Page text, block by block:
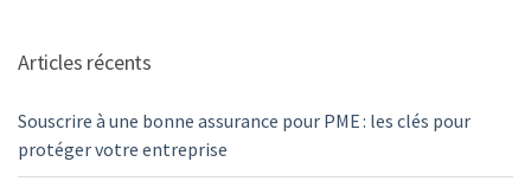
Articles récents
Souscrire à une bonne assurance pour PME : les clés pour
protéger votre entreprise